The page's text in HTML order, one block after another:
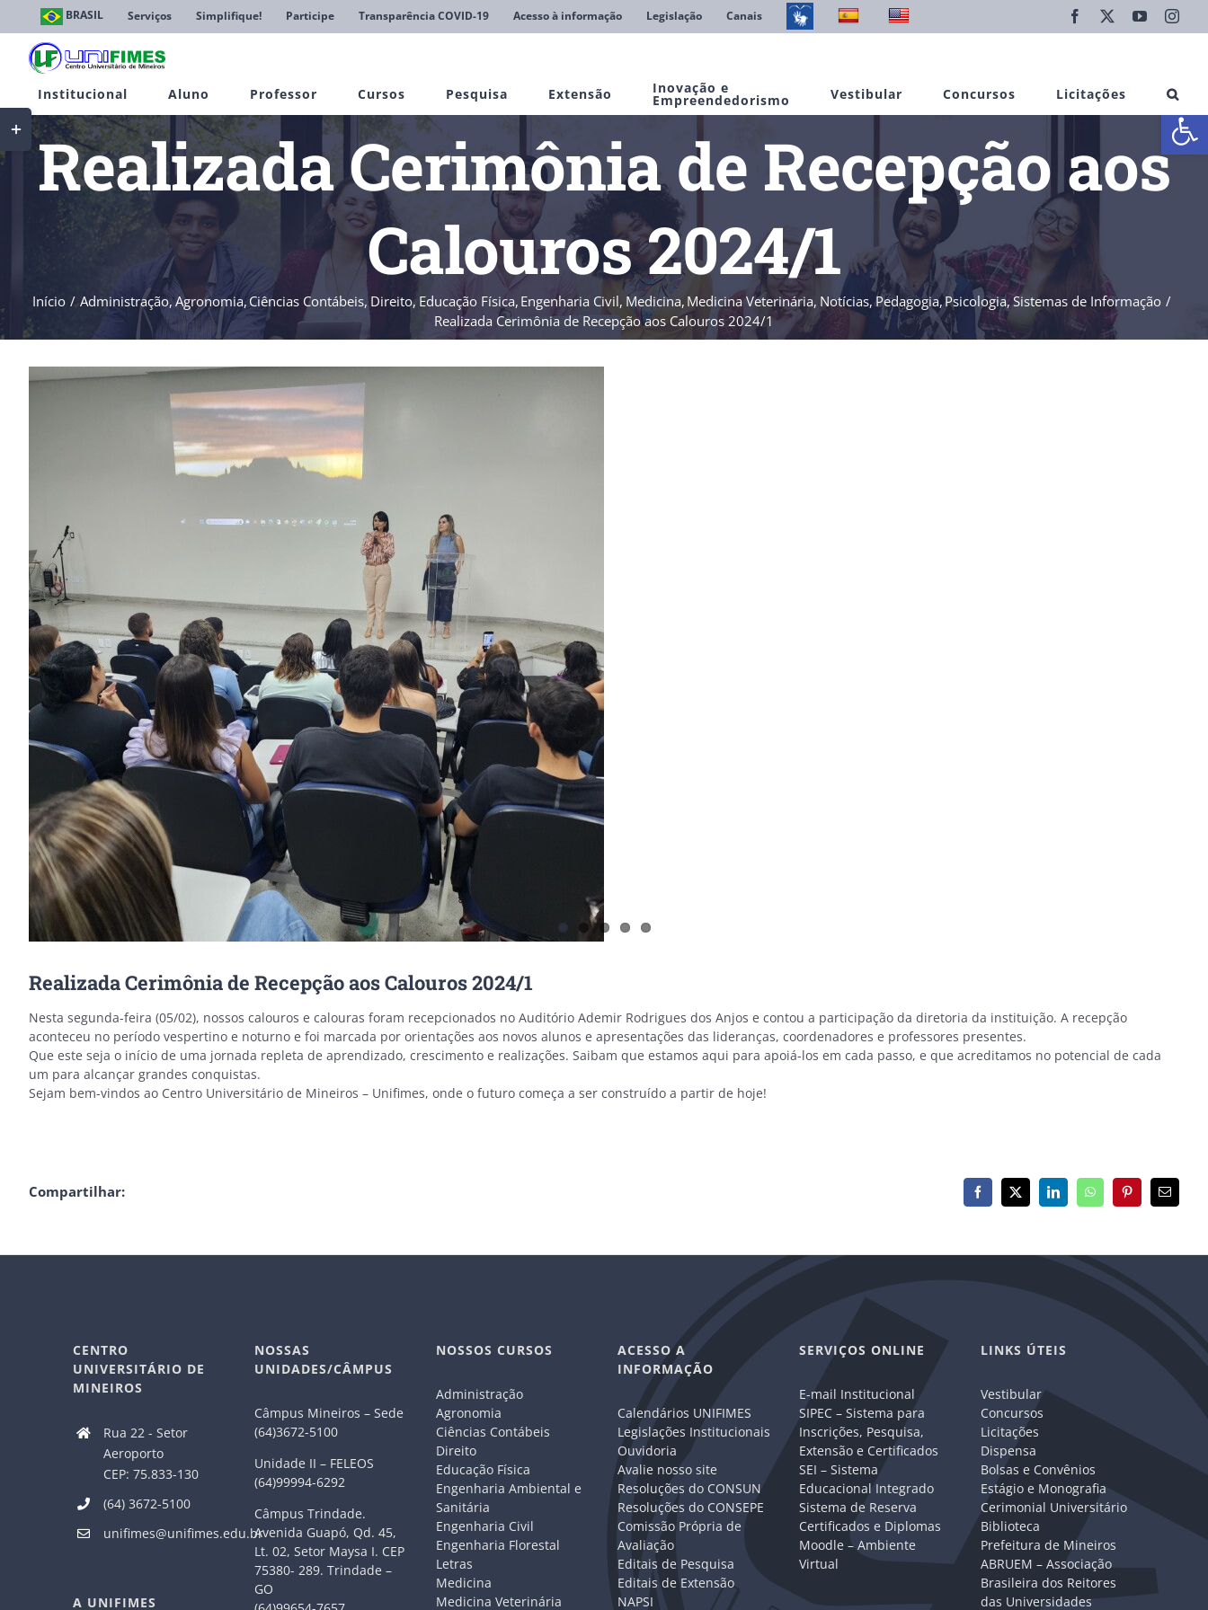
Abrir
conteúdo
BRASIL Serviços Simplifique! Participe Transparência COVID-19 Acesso à informação Legislação Canais Facebook YouTube
Institucional Aluno Professor Cursos Pesquisa Extensão Inovação e
Empreendedorismo Vestibular Concursos Licitações
Realizada Cerimônia de Recepção aos
Calouros 2024/1
Início Administração Agronomia Ciências Contábeis Direito Educação Física Engenharia Civil Medicina Medicina Veterinária Notícias Pedagogia Psicologia Sistemas de Informação
Realizada Cerimônia de Recepção aos Calouros 2024/1
View
Realizada Cerimônia de Recepção aos Calouros 2024/1
Nesta segunda-feira (05/02), nossos calouros e calouras foram recepcionados no Auditório Ademir Rodrigues dos Anjos e contou a participação da diretoria da instituição. A recepção
aconteceu no período vespertino e noturno e foi marcada por orientações aos novos alunos e apresentações das lideranças, coordenadores e professores presentes.
Que este seja o início de uma jornada repleta de aprendizado, crescimento e realizações. Saibam que estamos aqui para apoiá-los em cada passo, e que acreditamos no potencial de cada
um para alcançar grandes conquistas.
Sejam bem-vindos ao Centro Universitário de Mineiros – Unifimes, onde o futuro começa a ser construído a partir de hoje!
Compartilhar: Facebook
X LinkedInWhatsAppPinterest
E-
mail
CENTRO
UNIVERSITÁRIO DE
MINEIROS
Rua 22 - Setor
Aeroporto
CEP: 75.833-130
(64) 3672-5100
unifimes@unifimes.edu.br
A UNIFIMES
NOSSAS
UNIDADES/CÂMPUS
Câmpus Mineiros – Sede
(64)3672-5100
Unidade II – FELEOS
(64)99994-6292
Câmpus Trindade.
Avenida Guapó, Qd. 45,
Lt. 02, Setor Maysa I. CEP
75380- 289. Trindade –
GO
NOSSOS CURSOS
Administração
Agronomia
Ciências Contábeis
Direito
Educação Física
Engenharia Ambiental e
Sanitária
Engenharia Civil
Engenharia Florestal
Letras
Medicina
Medicina Veterinária
ACESSO A
INFORMAÇÃO
Calendários UNIFIMES
Legislações Institucionais
Ouvidoria
Avalie nosso site
Resoluções do CONSUN
Resoluções do CONSEPE
Comissão Própria de
Avaliação
Editais de Pesquisa
Editais de Extensão
NAPSI
SERVIÇOS ONLINE
E-mail Institucional
SIPEC – Sistema para
Inscrições, Pesquisa,
Extensão e Certificados
SEI – Sistema
Educacional Integrado
Sistema de Reserva
Certificados e Diplomas
Moodle – Ambiente
Virtual
LINKS ÚTEIS
Vestibular
Concursos
Licitações
Dispensa
Bolsas e Convênios
Estágio e Monografia
Cerimonial Universitário
Biblioteca
Prefeitura de Mineiros
ABRUEM – Associação
Brasileira dos Reitores
das Universidades
Toggle
Sliding
Bar